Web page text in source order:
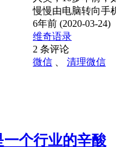
慢慢由电脑转向手
6年前 (2020-03-24)
维奇语录
2 条评论
微信
清理微信
个行业的辛酸